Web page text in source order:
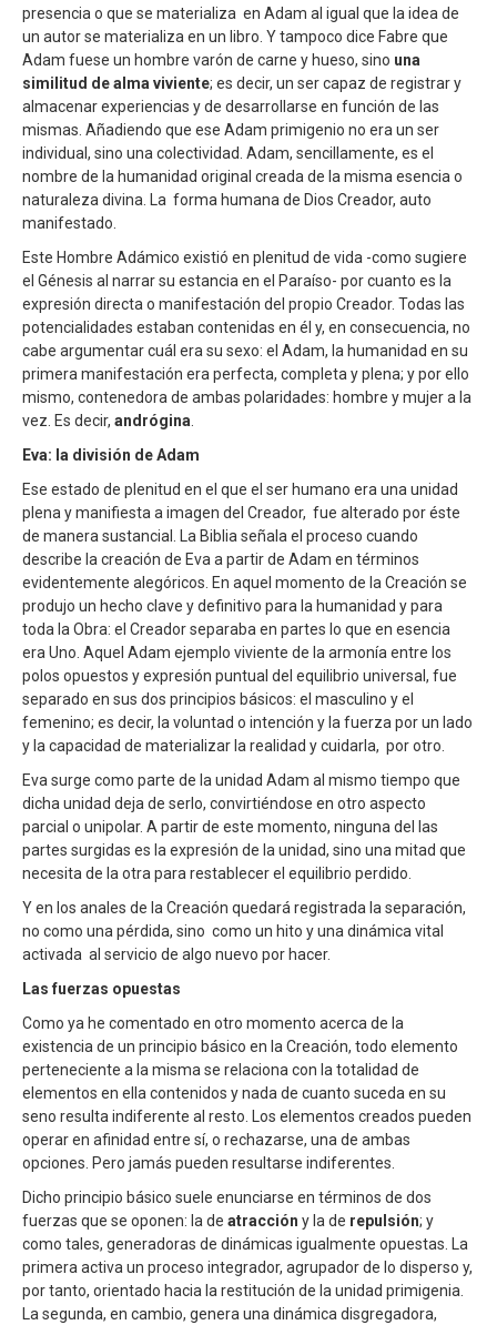
presencia o que se materializa en Adam al igual que la idea de
un autor se materializa en un libro. Y tampoco dice Fabre que
Adam fuese un hombre varón de carne y hueso, sino una
similitud de alma viviente; es decir, un ser capaz de registrar y
almacenar experiencias y de desarrollarse en función de las
mismas. Añadiendo que ese Adam primigenio no era un ser
individual, sino una colectividad. Adam, sencillamente, es el
nombre de la humanidad original creada de la misma esencia o
naturaleza divina. La forma humana de Dios Creador, auto
manifestado.
Este Hombre Adámico existió en plenitud de vida -como sugiere
el Génesis al narrar su estancia en el Paraíso- por cuanto es la
expresión directa o manifestación del propio Creador. Todas las
potencialidades estaban contenidas en él y, en consecuencia, no
cabe argumentar cuál era su sexo: el Adam, la humanidad en su
primera manifestación era perfecta, completa y plena; y por ello
mismo, contenedora de ambas polaridades: hombre y mujer a la
vez. Es decir, andrógina
Eva: la división de Adam
Ese estado de plenitud en el que el ser humano era una unidad
plena y manifiesta a imagen del Creador, fue alterado por éste
de manera sustancial. La Biblia señala el proceso cuando
describe la creación de Eva a partir de Adam en términos
evidentemente alegóricos. En aquel momento de la Creación se
produjo un hecho clave y definitivo para la humanidad y para
toda la Obra: el Creador separaba en partes lo que en esencia
era Uno. Aquel Adam ejemplo viviente de la armonía entre los
polos opuestos y expresión puntual del equilibrio universal, fue
separado en sus dos principios básicos: el masculino y el
femenino; es decir, la voluntad o intención y la fuerza por un lado
y la capacidad de materializar la realidad y cuidarla, por otro.
Eva surge como parte de la unidad Adam al mismo tiempo que
dicha unidad deja de serlo, convirtiéndose en otro aspecto
parcial o unipolar. A partir de este momento, ninguna del las
partes surgidas es la expresión de la unidad, sino una mitad que
necesita de la otra para restablecer el equilibrio perdido.
Y en los anales de la Creación quedará registrada la separación,
no como una pérdida, sino como un hito y una dinámica vital
activada al servicio de algo nuevo por hacer.
Las fuerzas opuestas
Como ya he comentado en otro momento acerca de la
existencia de un principio básico en la Creación, todo elemento
perteneciente a la misma se relaciona con la totalidad de
elementos en ella contenidos y nada de cuanto suceda en su
seno resulta indiferente al resto. Los elementos creados pueden
operar en afinidad entre sí, o rechazarse, una de ambas
opciones. Pero jamás pueden resultarse indiferentes.
Dicho principio básico suele enunciarse en términos de dos
fuerzas que se oponen: la de atracción y la de repulsión; y
como tales, generadoras de dinámicas igualmente opuestas. La
primera activa un proceso integrador, agrupador de lo disperso y,
por tanto, orientado hacia la restitución de la unidad primigenia.
La segunda, en cambio, genera una dinámica disgregadora,